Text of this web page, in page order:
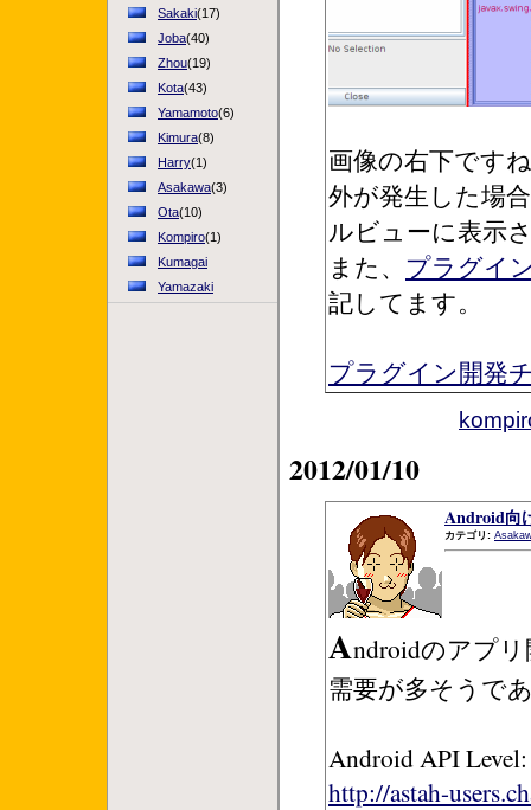
Sakaki(17)
Joba(40)
Zhou(19)
Kota(43)
Yamamoto(6)
Kimura(8)
Harry(1)
Asakawa(3)
Ota(10)
Kompiro(1)
Kumagai
Yamazaki
画像の右下です
外が発生した場
ルビューに表示
また、 プラグイ
記してます。
プラグイン開発
2012/01/10
Android向
カテゴリ:
Androidのアプ
需要が多そうで
Android API
http://astah-